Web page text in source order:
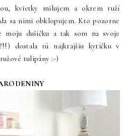
kvietky milujem a okrem ruží
sa nimi obklopujem. Kto pozorne
moju dušičku a tak som na svoje
dostala tú najkrajšiu kytičku v
tulipány :-)